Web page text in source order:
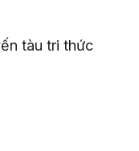
tàu tri thức